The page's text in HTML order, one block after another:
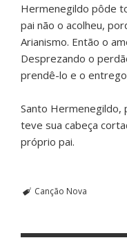
Hermenegildo pôde
pai não o acolheu,
Arianismo. Então o
Desprezando o
prendê-lo e o
Santo Hermenegildo,
teve sua cabeça
próprio pai.
Canção Nova